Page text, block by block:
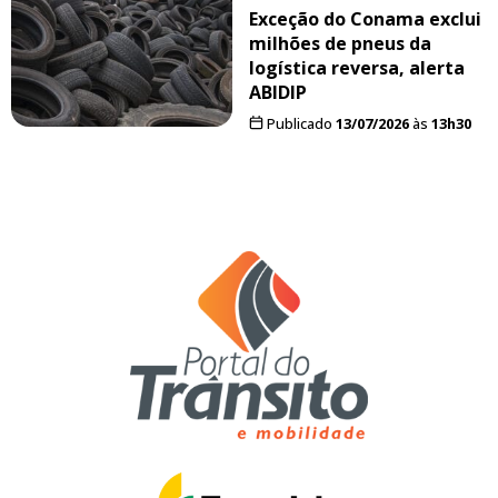
Exceção do Conama exclui
milhões de pneus da
logística reversa, alerta
ABIDIP
Publicado 13/07/2026às 13h30